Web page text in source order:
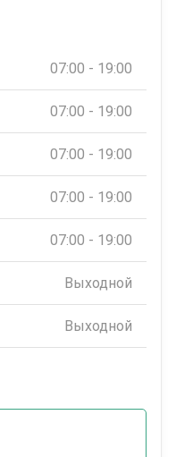
07:00 - 19:00
07:00 - 19:00
07:00 - 19:00
07:00 - 19:00
07:00 - 19:00
Выходной
Выходной